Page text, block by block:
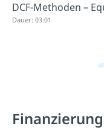
DCF-Methoden –
Dauer: 03:01